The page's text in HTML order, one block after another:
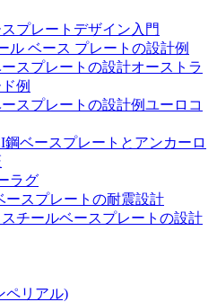
プレートデザイン入門
ル ベース プレートの設計例
スプレートの設計オーストラ
例
スプレートの設計例ユーロコ
鋼ベースプレートとアンカーロ
ラグ
ースプレートの耐震設計
スチールベースプレートの設計
ペリアル)